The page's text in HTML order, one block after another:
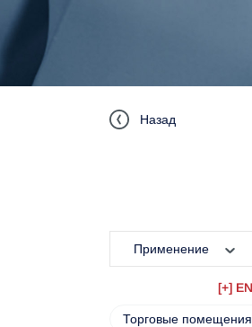
Назад
Применение
Торговые помещения